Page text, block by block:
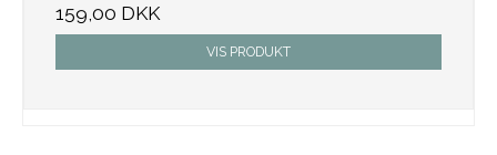
159,00 DKK
VIS PRODUKT